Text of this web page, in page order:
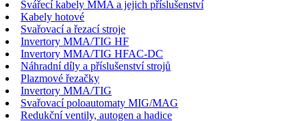
Svářecí kabely MMA a jejich příslušenství
Kabely hotové
Svařovací a řezací stroje
Invertory MMA/TIG HF
Invertory MMA/TIG HFAC-DC
Náhradní díly a příslušenství strojů
Plazmové řezačky
Invertory MMA/TIG
Svařovací poloautomaty MIG/MAG
Redukční ventily, autogen a hadice